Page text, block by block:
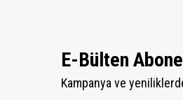
E-Bülten
Kampanya ve